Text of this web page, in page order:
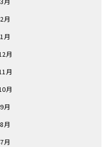
月
月
月
月
月
月
月
月